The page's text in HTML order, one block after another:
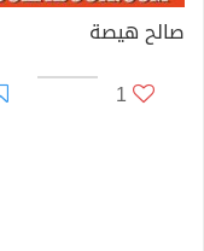
صالح هيصة
1